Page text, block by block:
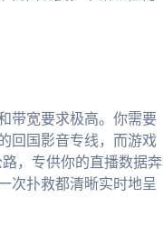
带宽要求极高。你需要
回国影音专线，而游戏
，专供你的直播数据奔
次扑救都清晰实时地呈